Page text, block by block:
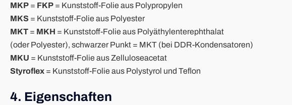
MKP = FKP = Kunststoff-Folie aus Polypropylen
MKS = Kunststoff-Folie aus Polyester
MKT = MKH = Kunststoff-Folie aus Polyäthylenterephthalat
(oder Polyester), schwarzer Punkt = MKT (bei DDR-Kondensatoren)
MKU = Kunststoff-Folie aus Zelluloseacetat
Styroflex = Kunststoff-Folie aus Polystyrol und Teflon
4. Eigenschaften